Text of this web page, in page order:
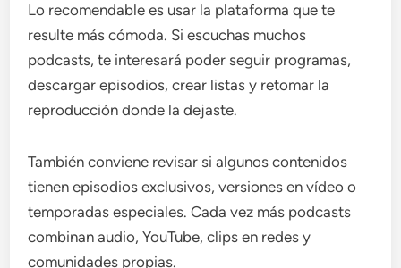
Lo recomendable es usar la plataforma que te
resulte más cómoda. Si escuchas muchos
podcasts, te interesará poder seguir programas,
descargar episodios, crear listas y retomar la
reproducción donde la dejaste.
También conviene revisar si algunos contenidos
tienen episodios exclusivos, versiones en vídeo o
temporadas especiales. Cada vez más podcasts
combinan audio, YouTube, clips en redes y
comunidades propias.